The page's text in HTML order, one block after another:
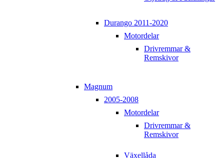
Durango 2011-2020
Motordelar
Drivremmar &
Remskivor
Magnum
2005-2008
Motordelar
Drivremmar &
Remskivor
Växellåda